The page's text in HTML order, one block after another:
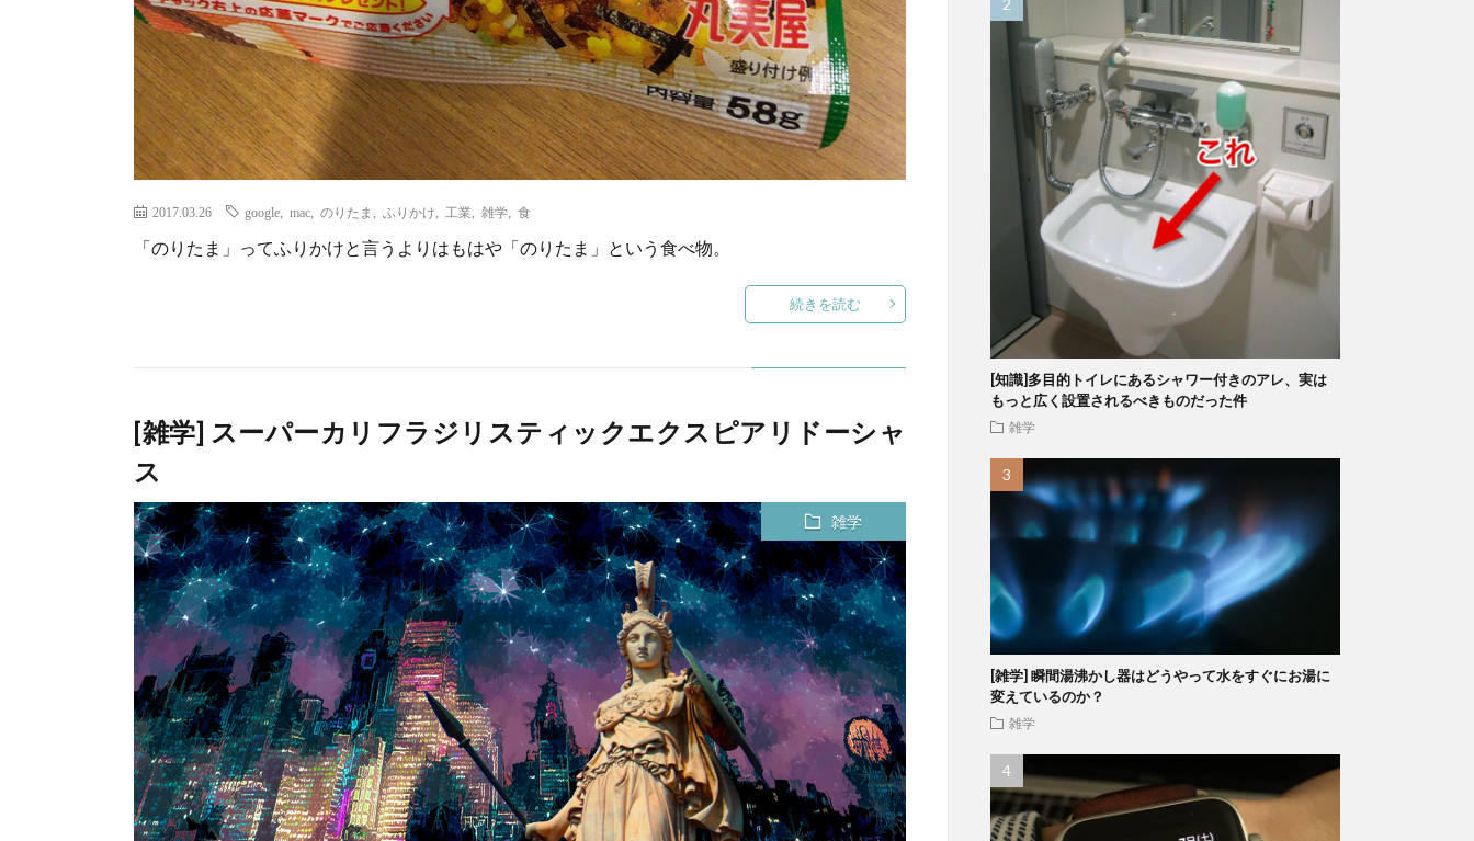
2017.03.26 google mac のりたま ふりかけ 工業 雑学 食
「のりたま」ってふりかけと言うよりはもはや「のりたま」という食べ物。
続きを読む
[雑学] スーパーカリフラジリスティックエクスピアリドーシャ
ス
雑学
[知識]多目的トイレにあるシャワー付きのアレ、実は
もっと広く設置されるべきものだった件
雑学
[雑学] 瞬間湯沸かし器はどうやって水をすぐにお湯に
変えているのか？
雑学